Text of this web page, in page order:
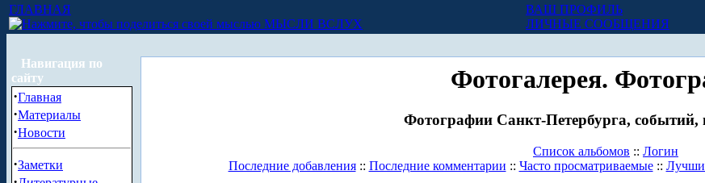
ГЛАВНАЯ
МЫСЛИ ВСЛУХ
ВАШ ПРОФИЛЬ
ЛИЧНЫЕ СООБЩЕНИЯ
Навигация по
сайту
·Главная
·Материалы
·Новости
·Заметки
Фотогалерея.
Фотографии Санкт-Петербурга, событий,
Список альбомов :: Логин
Последние добавления:: Последние комментарии :: Часто просматриваемые::